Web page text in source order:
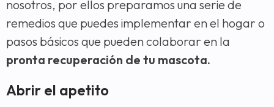
nosotros, por ellos preparamos una serie de
remedios que puedes implementar en el hogar o
pasos básicos que pueden colaborar en la
pronta recuperación de tu mascota.
Abrir el apetito